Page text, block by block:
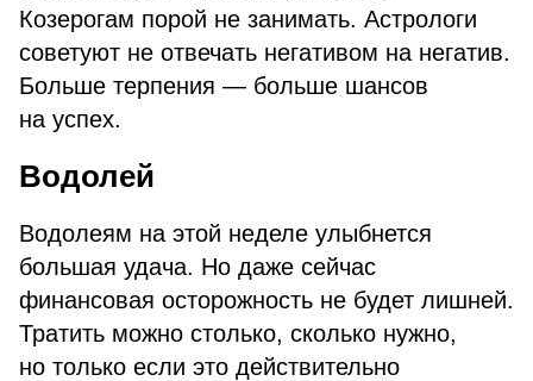
Козерогам порой не занимать. Астрологи
советуют не отвечать негативом на негатив.
Больше терпения — больше шансов
на успех.
Водолей
Водолеям на этой неделе улыбнется
большая удача. Но даже сейчас
финансовая осторожность не будет лишней.
Тратить можно столько, сколько нужно,
но только если это действительно